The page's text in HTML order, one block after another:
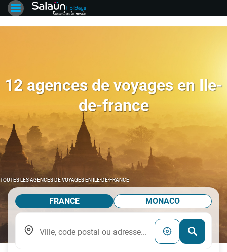
12 agences de voyages en Ile-
de-france
TOUTES LES AGENCES DE VOYAGES EN ILE-DE-FRANCE
FRANCE MONACO